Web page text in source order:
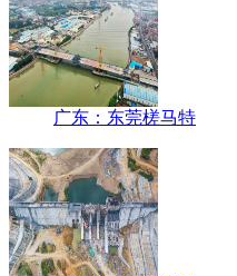
广东：东莞槎马特